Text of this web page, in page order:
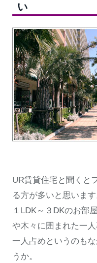
い
UR賃貸住宅と聞くと
る方が多いと思いま
１LDK～３DKのお部
や木々に囲まれた一
一人占めというのも
うか。